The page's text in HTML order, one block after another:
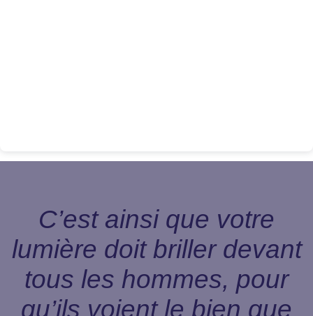
C’est ainsi que votre
lumière doit briller devant
tous les hommes, pour
qu’ils voient le bien que